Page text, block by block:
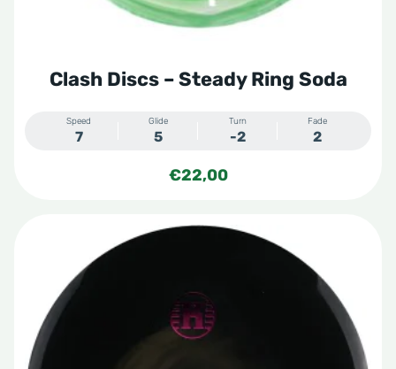
Clash Discs – Steady Ring Soda
Speed
7
Glide
5
Turn
-2
Fade
2
€22,00
heeft
meerdere
variaties.